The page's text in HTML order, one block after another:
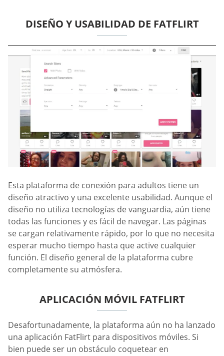
DISEÑO Y USABILIDAD DE FATFLIRT
Esta plataforma de conexión para adultos tiene un
diseño atractivo y una excelente usabilidad. Aunque el
diseño no utiliza tecnologías de vanguardia, aún tiene
todas las funciones y es fácil de navegar. Las páginas
se cargan relativamente rápido, por lo que no necesita
esperar mucho tiempo hasta que active cualquier
función. El diseño general de la plataforma cubre
completamente su atmósfera.
APLICACIÓN MÓVIL FATFLIRT
Desafortunadamente, la plataforma aún no ha lanzado
una aplicación FatFlirt para dispositivos móviles. Si
bien puede ser un obstáculo coquetear en